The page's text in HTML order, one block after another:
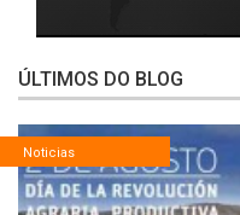
ÚLTIMOS DO BLOG
Noticias